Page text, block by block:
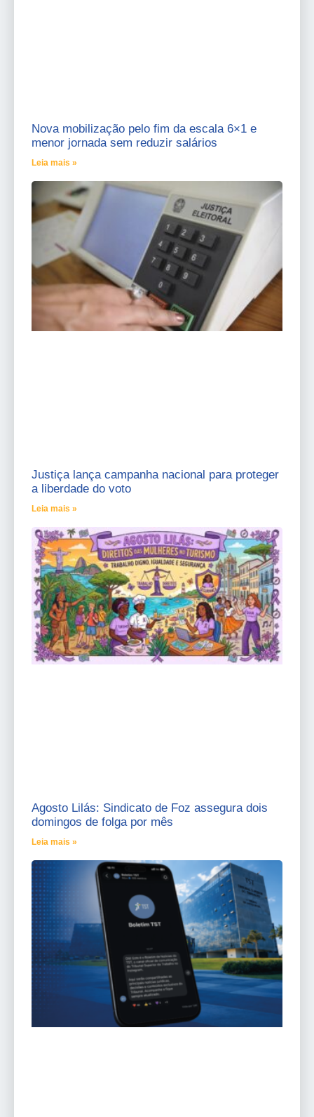
Nova mobilização pelo fim da escala 6×1 e
menor jornada sem reduzir salários
Leia mais »
Justiça lança campanha nacional para proteger
a liberdade do voto
Leia mais »
Agosto Lilás: Sindicato de Foz assegura dois
domingos de folga por mês
Leia mais »